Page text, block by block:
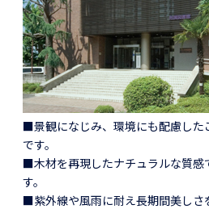
■景観になじみ、環境にも配慮した
です。
■木材を再現したナチュラルな質感
す。
■紫外線や風雨に耐え長期間美しさ